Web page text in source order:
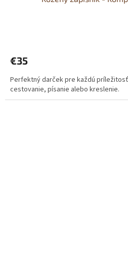
€35
Perfektný darček pre každú
cestovanie, písanie alebo kreslenie.